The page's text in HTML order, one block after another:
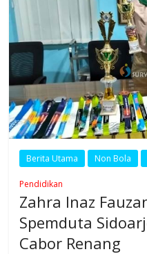
Berita Utama Non Bola
Pendidikan
Zahra Inaz
Spemduta
Cabor Renang